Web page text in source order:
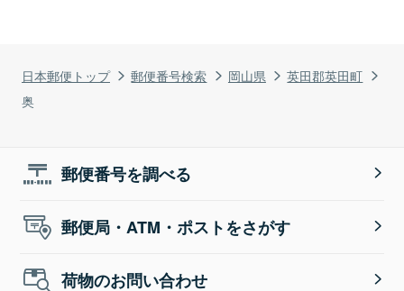
日本郵便トップ 郵便番号検索 岡山県
英田郡英田町
奥
郵便番号を調べる
郵便局・ATM・ポストをさがす
荷物のお問い合わせ